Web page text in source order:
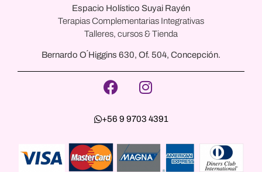
Espacio Holístico Suyai Rayén
Terapias Complementarias Integrativas
Talleres, cursos & Tienda
Bernardo O´Higgins 630, Of. 504, Concepción.
+56 9 9703 4391